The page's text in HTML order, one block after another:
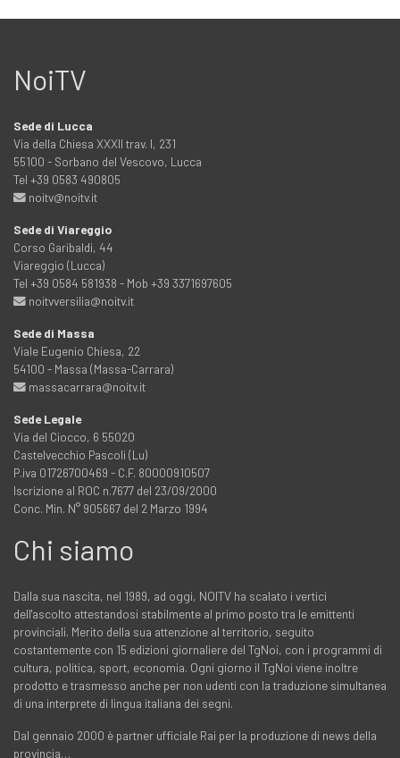
NoiTV
Sede di Lucca
Via della Chiesa XXXII trav. I, 231
55100 - Sorbano del Vescovo, Lucca
Tel +39 0583 490805
noitv@noitv.it
Sede di Viareggio
Corso Garibaldi, 44
Viareggio (Lucca)
Tel +39 0584 581938 - Mob +39 3371697605
noitvversilia@noitv.it
Sede di Massa
Viale Eugenio Chiesa, 22
54100 - Massa (Massa-Carrara)
massacarrara@noitv.it
Sede Legale
Via del Ciocco, 6 55020
Castelvecchio Pascoli (Lu)
P.iva 01726700469 - C.F. 80000910507
Iscrizione al ROC n.7677 del 23/09/2000
Conc. Min. N° 905667 del 2 Marzo 1994
Chi siamo
Dalla sua nascita, nel 1989, ad oggi, NOITV ha scalato i vertici
dell'ascolto attestandosi stabilmente al primo posto tra le emittenti
provinciali. Merito della sua attenzione al territorio, seguito
costantemente con 15 edizioni giornaliere del TgNoi, con i programmi di
cultura, politica, sport, economia. Ogni giorno il TgNoi viene inoltre
prodotto e trasmesso anche per non udenti con la traduzione simultanea
di una interprete di lingua italiana dei segni.
Dal gennaio 2000 è partner ufficiale Rai per la produzione di news della
provincia…